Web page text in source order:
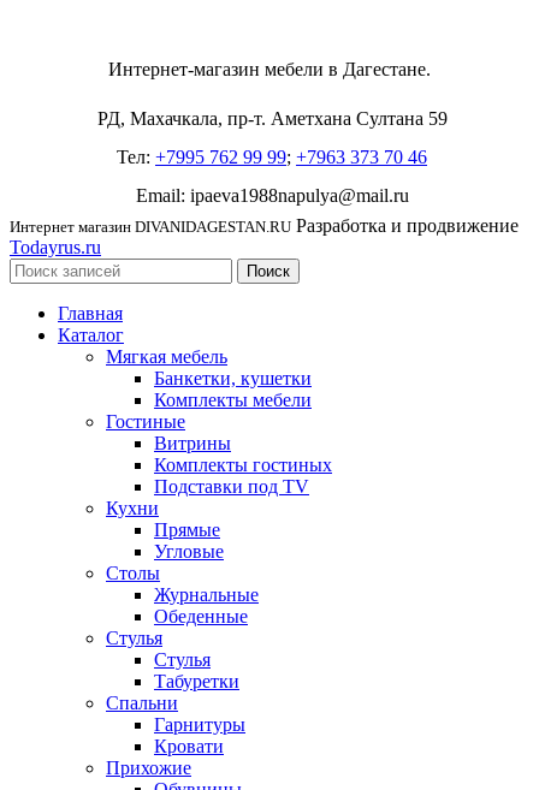
Интернет-магазин мебели в Дагестане.
РД, Махачкала, пр-т. Аметхана Султана 59
Тел: +7995 762 99 99; +7963 373 70 46
Email: ipaeva1988napulya@mail.ru
Интернет магазин DIVANIDAGESTAN.RU Разработка и продвижение
Todayrus.ru
Поиск
Главная
Каталог
Мягкая мебель
Банкетки, кушетки
Комплекты мебели
Гостиные
Витрины
Комплекты гостиных
Подставки под TV
Кухни
Прямые
Угловые
Столы
Журнальные
Обеденные
Стулья
Стулья
Табуретки
Спальни
Гарнитуры
Кровати
Прихожие